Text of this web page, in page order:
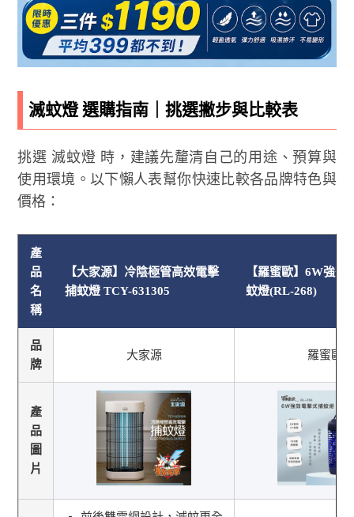
滅蚊燈 選購指南｜挑選撇步與比較表
挑選 滅蚊燈 時，建議先釐清自己的用途、預算與
使用環境。以下懶人表幫你快速比較各品牌特色與
價格：
產
品
名
稱
【大家源】冷陰極管高效電擊
捕蚊燈 TCY-631305
【羅蜜歐】6W強效
蚊燈(RL-268)
品
牌
大家源 羅蜜歐
產
品
圖
片